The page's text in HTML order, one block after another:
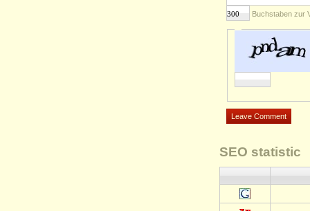
Buchstaben zur
SEO statistic